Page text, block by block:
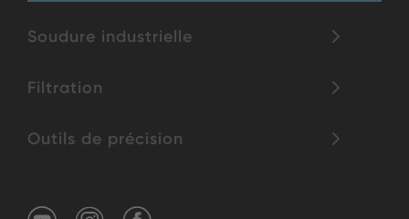
Soudure industrielle
Filtration
Outils de précision